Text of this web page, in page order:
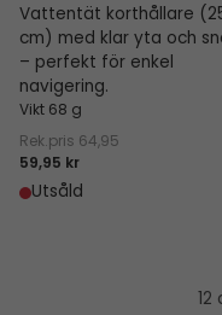
Vattentät korthållare
cm) med klar yta och
– perfekt för enkel
navigering.
Vikt 68 g
Rek.pris 64,95
59,95 kr
Utsåld
12